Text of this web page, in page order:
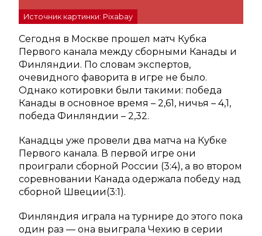
Источник картинки: Pixabay
Сегодня в Москве прошел матч Кубка
Первого канала между сборными Канады и
Финляндии. По словам экспертов,
очевидного фаворита в игре не было.
Однако котировки были такими: победа
Канады в основное время – 2,61, ничья – 4,1,
победа Финляндии – 2,32.
Канадцы уже провели два матча на Кубке
Первого канала. В первой игре они
проиграли сборной России (3:4), а во втором
соревновании Канада одержала победу над
сборной Швеции(3:1).
Финляндия играла на турнире до этого пока
один раз — она выиграла Чехию в серии